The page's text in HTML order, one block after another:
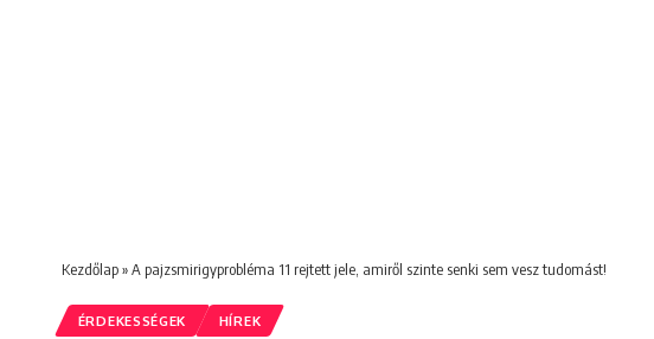
Kezdőlap»A pajzsmirigyprobléma 11 rejtett jele, amiről szinte senki sem vesz tudomást!
ÉRDEKESSÉGEK HÍREK